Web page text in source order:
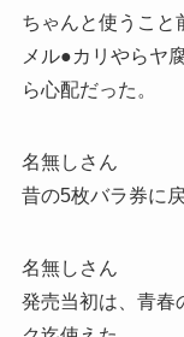
ちゃんと使うこと
メル●カリやらヤ
ら心配だった。
名無しさん
昔の5枚バラ券に
名無しさん
発売当初は、青春